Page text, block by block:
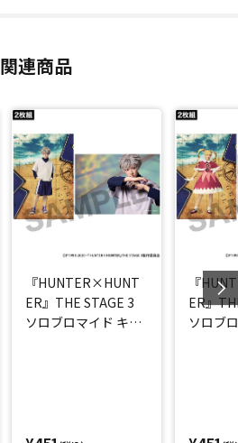
関連商品
『HUNTER×HUNT
ER』THE STAGE 3
ソロブロマイド キル
『
ER』
ソロブ